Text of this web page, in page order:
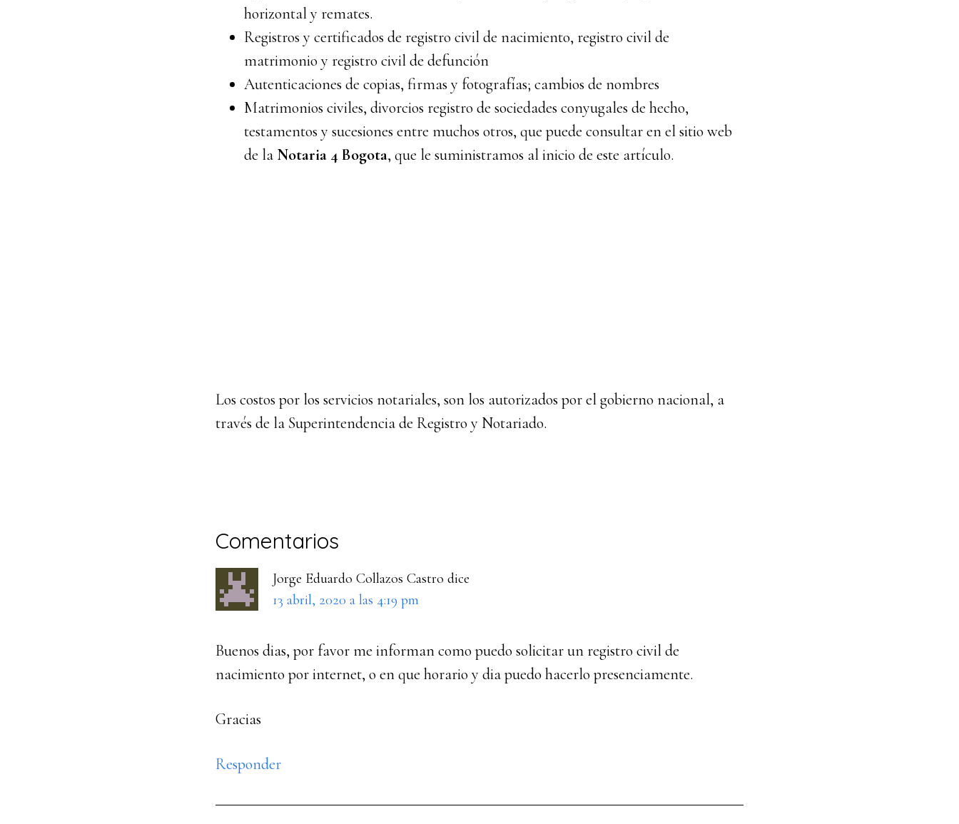
horizontal y remates.
Registros y certificados de registro civil de nacimiento, registro civil de
matrimonio y registro civil de defunción
Autenticaciones de copias, firmas y fotografías; cambios de nombres
Matrimonios civiles, divorcios registro de sociedades conyugales de hecho,
testamentos y sucesiones entre muchos otros, que puede consultar en el sitio web
de la Notaria 4 Bogota, que le suministramos al inicio de este artículo.
Los costos por los servicios notariales, son los autorizados por el gobierno nacional, a
través de la Superintendencia de Registro y Notariado.
Interacciones
con
los
Comentarios
Jorge Eduardo Collazos Castro dice
13 abril, 2020 a las 4:19 pm
Buenos dias, por favor me informan como puedo solicitar un registro civil de
nacimiento por internet, o en que horario y dia puedo hacerlo presenciamente.
Gracias
Responder